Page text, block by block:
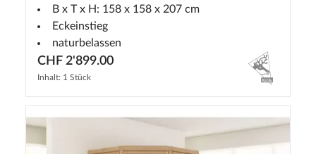
B x T x H: 158 x 158 x 207 cm
Eckeinstieg
naturbelassen
CHF 2'899.00
Inhalt: 1 Stück